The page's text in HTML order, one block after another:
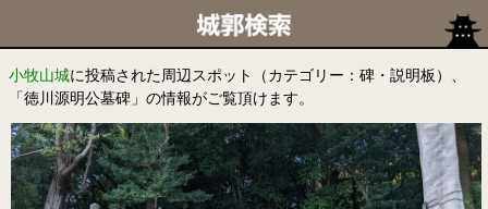
小牧山城に投稿された周辺スポット（カテゴリー：碑・説明板）、
「徳川源明公墓碑」の情報がご覧頂けます。